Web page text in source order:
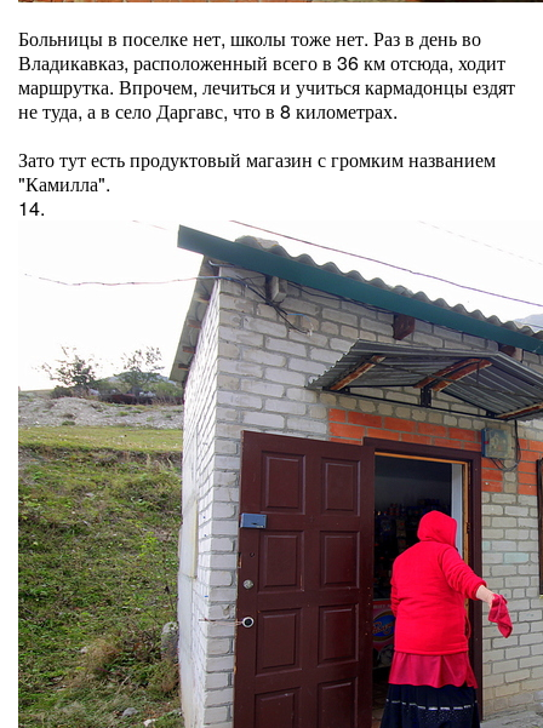
Больницы в поселке нет, школы тоже нет. Раз в день во
Владикавказ, расположенный всего в 36 км отсюда, ходит
маршрутка. Впрочем, лечиться и учиться кармадонцы ездят
не туда, а в село Даргавс, что в 8 километрах.
Зато тут есть продуктовый магазин с громким названием
"Камилла".
14.